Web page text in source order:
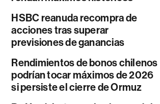
HSBC reanuda recompra de
acciones tras superar
previsiones de ganancias
Rendimientos de bonos chilenos
podrían tocar máximos de 2026
si persiste el cierre de Ormuz